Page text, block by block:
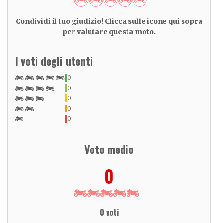
Condividi il tuo giudizio! Clicca sulle icone qui sopra
per valutare questa moto.
I voti degli utenti
0
0
0
0
0
Voto medio
0
0 voti